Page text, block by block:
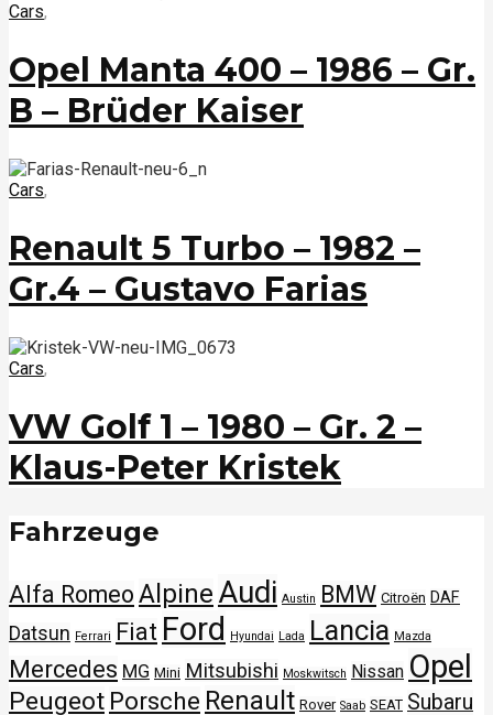
Cars,
Opel Manta 400 – 1986 – Gr.
B – Brüder Kaiser
Cars,
Renault 5 Turbo – 1982 –
Gr.4 – Gustavo Farias
Cars,
VW Golf 1 – 1980 – Gr. 2 –
Klaus-Peter Kristek
Fahrzeuge
Alfa Romeo Alpine Audi Austin BMW Citroën DAF
Datsun Ferrari Fiat Ford Hyundai Lada Lancia Mazda
Mercedes MG Mini Mitsubishi Moskwitsch Nissan Opel
Peugeot Porsche Renault Rover Saab SEAT Subaru